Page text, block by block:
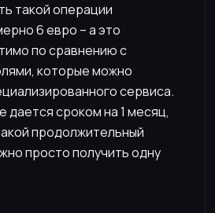
такой операции
6 евро – а это
по сравнению с
которые можно
сервиса.
дается сроком на 1 месяц,
продолжительный
просто получить одну